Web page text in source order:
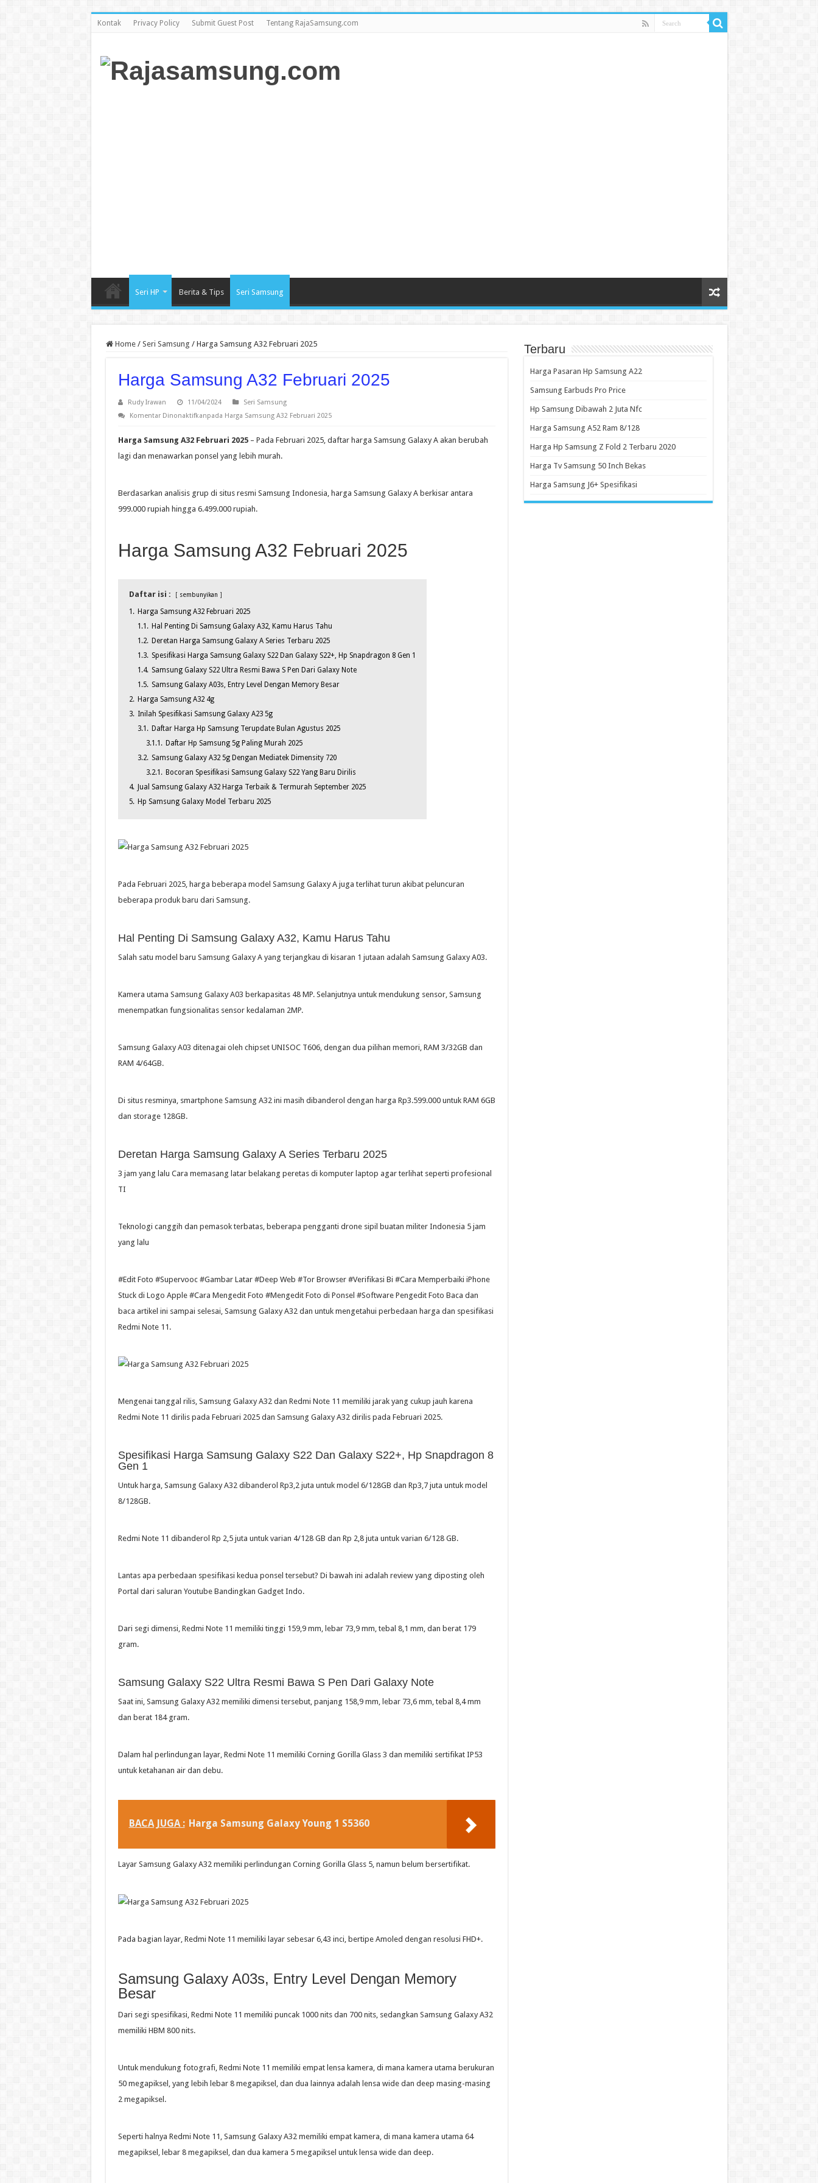
Kontak Privacy Policy Submit Guest Post Tentang RajaSamsung.com
Seri HP Berita & Tips Seri Samsung
Home / Seri Samsung / Harga Samsung A32 Februari 2025
Harga Samsung A32 Februari 2025
Rudy Irawan 11/04/2024
Seri Samsung
Komentar Dinonaktifkanpada Harga Samsung A32 Februari 2025
Harga Samsung A32 Februari 2025– Pada Februari 2025, daftar harga Samsung Galaxy A akan berubah
lagi dan menawarkan ponsel yang lebih murah.
Berdasarkan analisis grup di situs resmi Samsung Indonesia, harga Samsung Galaxy A berkisar antara
999.000 rupiah hingga 6.499.000 rupiah.
Harga Samsung A32 Februari 2025
Daftar isi : sembunyikan
1. Harga Samsung A32 Februari 2025
1.1. Hal Penting Di Samsung Galaxy A32, Kamu Harus Tahu
1.2. Deretan Harga Samsung Galaxy A Series Terbaru 2025
1.3. Spesifikasi Harga Samsung Galaxy S22 Dan Galaxy S22+, Hp Snapdragon 8 Gen 1
1.4. Samsung Galaxy S22 Ultra Resmi Bawa S Pen Dari Galaxy Note
1.5. Samsung Galaxy A03s, Entry Level Dengan Memory Besar
2. Harga Samsung A32 4g
3. Inilah Spesifikasi Samsung Galaxy A23 5g
3.1. Daftar Harga Hp Samsung Terupdate Bulan Agustus 2025
3.1.1. Daftar Hp Samsung 5g Paling Murah 2025
3.2. Samsung Galaxy A32 5g Dengan Mediatek Dimensity 720
3.2.1. Bocoran Spesifikasi Samsung Galaxy S22 Yang Baru Dirilis
4.
Jual Samsung Galaxy A32 Harga Terbaik & Termurah September 2025
5. Hp Samsung Galaxy Model Terbaru 2025
Pada Februari 2025, harga beberapa model Samsung Galaxy A juga terlihat turun akibat peluncuran
beberapa produk baru dari Samsung.
Hal Penting Di Samsung Galaxy A32, Kamu Harus Tahu
Salah satu model baru Samsung Galaxy A yang terjangkau di kisaran 1 jutaan adalah Samsung Galaxy A03.
Kamera utama Samsung Galaxy A03 berkapasitas 48 MP. Selanjutnya untuk mendukung sensor, Samsung
menempatkan fungsionalitas sensor kedalaman 2MP.
Samsung Galaxy A03 ditenagai oleh chipset UNISOC T606, dengan dua pilihan memori, RAM 3/32GB dan
RAM 4/64GB.
Di situs resminya, smartphone Samsung A32 ini masih dibanderol dengan harga Rp3.599.000 untuk RAM 6GB
dan storage 128GB.
Deretan Harga Samsung Galaxy A Series Terbaru 2025
3 jam yang lalu Cara memasang latar belakang peretas di komputer laptop agar terlihat seperti profesional
TI
Teknologi canggih dan pemasok terbatas, beberapa pengganti drone sipil buatan militer Indonesia 5 jam
yang lalu
#Edit Foto #Supervooc #Gambar Latar #Deep Web #Tor Browser #Verifikasi Bi #Cara Memperbaiki iPhone
Stuck di Logo Apple #Cara Mengedit Foto #Mengedit Foto di Ponsel #Software Pengedit Foto Baca dan
baca artikel ini sampai selesai, Samsung Galaxy A32 dan untuk mengetahui perbedaan harga dan spesifikasi
Redmi Note 11.
Mengenai tanggal rilis, Samsung Galaxy A32 dan Redmi Note 11 memiliki jarak yang cukup jauh karena
Redmi Note 11 dirilis pada Februari 2025 dan Samsung Galaxy A32 dirilis pada Februari 2025.
Spesifikasi Harga Samsung Galaxy S22 Dan Galaxy S22+, Hp Snapdragon 8
Gen 1
Untuk harga, Samsung Galaxy A32 dibanderol Rp3,2 juta untuk model 6/128GB dan Rp3,7 juta untuk model
8/128GB.
Redmi Note 11 dibanderol Rp 2,5 juta untuk varian 4/128 GB dan Rp 2,8 juta untuk varian 6/128 GB.
Lantas apa perbedaan spesifikasi kedua ponsel tersebut? Di bawah ini adalah review yang diposting oleh
Portal dari saluran Youtube Bandingkan Gadget Indo.
Dari segi dimensi, Redmi Note 11 memiliki tinggi 159,9 mm, lebar 73,9 mm, tebal 8,1 mm, dan berat 179
gram.
Samsung Galaxy S22 Ultra Resmi Bawa S Pen Dari Galaxy Note
Saat ini, Samsung Galaxy A32 memiliki dimensi tersebut, panjang 158,9 mm, lebar 73,6 mm, tebal 8,4 mm
dan berat 184 gram.
Dalam hal perlindungan layar, Redmi Note 11 memiliki Corning Gorilla Glass 3 dan memiliki sertifikat IP53
untuk ketahanan air dan debu.
BACA JUGA : Harga Samsung Galaxy Young 1 S5360
Layar Samsung Galaxy A32 memiliki perlindungan Corning Gorilla Glass 5, namun belum bersertifikat.
Pada bagian layar, Redmi Note 11 memiliki layar sebesar 6,43 inci, bertipe Amoled dengan resolusi FHD+.
Samsung Galaxy A03s, Entry Level Dengan Memory
Besar
Dari segi spesifikasi, Redmi Note 11 memiliki puncak 1000 nits dan 700 nits, sedangkan Samsung Galaxy A32
memiliki HBM 800 nits.
Untuk mendukung fotografi, Redmi Note 11 memiliki empat lensa kamera, di mana kamera utama berukuran
50 megapiksel, yang lebih lebar 8 megapiksel, dan dua lainnya adalah lensa wide dan deep masing-masing
2 megapiksel.
Seperti halnya Redmi Note 11, Samsung Galaxy A32 memiliki empat kamera, di mana kamera utama 64
megapiksel, lebar 8 megapiksel, dan dua kamera 5 megapiksel untuk lensa wide dan deep.
Terbaru
Harga Pasaran Hp Samsung A22
Samsung Earbuds Pro Price
Hp Samsung Dibawah 2 Juta Nfc
Harga Samsung A52 Ram 8/128
Harga Hp Samsung Z Fold 2 Terbaru 2020
Harga Tv Samsung 50 Inch Bekas
Harga Samsung J6+ Spesifikasi